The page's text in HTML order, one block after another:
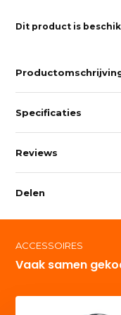
Dit product is
Specificaties
Reviews
Delen
ACCESSOIRES
Vaak samen